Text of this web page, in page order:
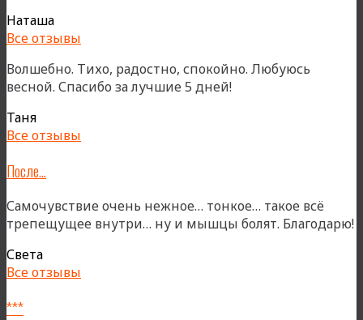
Наташа
Все отзывы
Волшебно. Тихо, радостно, спокойно. Любуюсь
весной. Спасибо за лучшие 5 дней!
Таня
Все отзывы
После…
Самочувствие очень нежное… тонкое… такое всё
трепещущее внутри… ну и мышцы болят. Благодарю!
Света
Все отзывы
***